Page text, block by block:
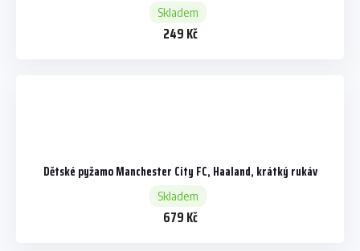
Skladem
249 Kč
Dětské pyžamo Manchester City FC, Haaland, krátký rukáv
Skladem
679 Kč